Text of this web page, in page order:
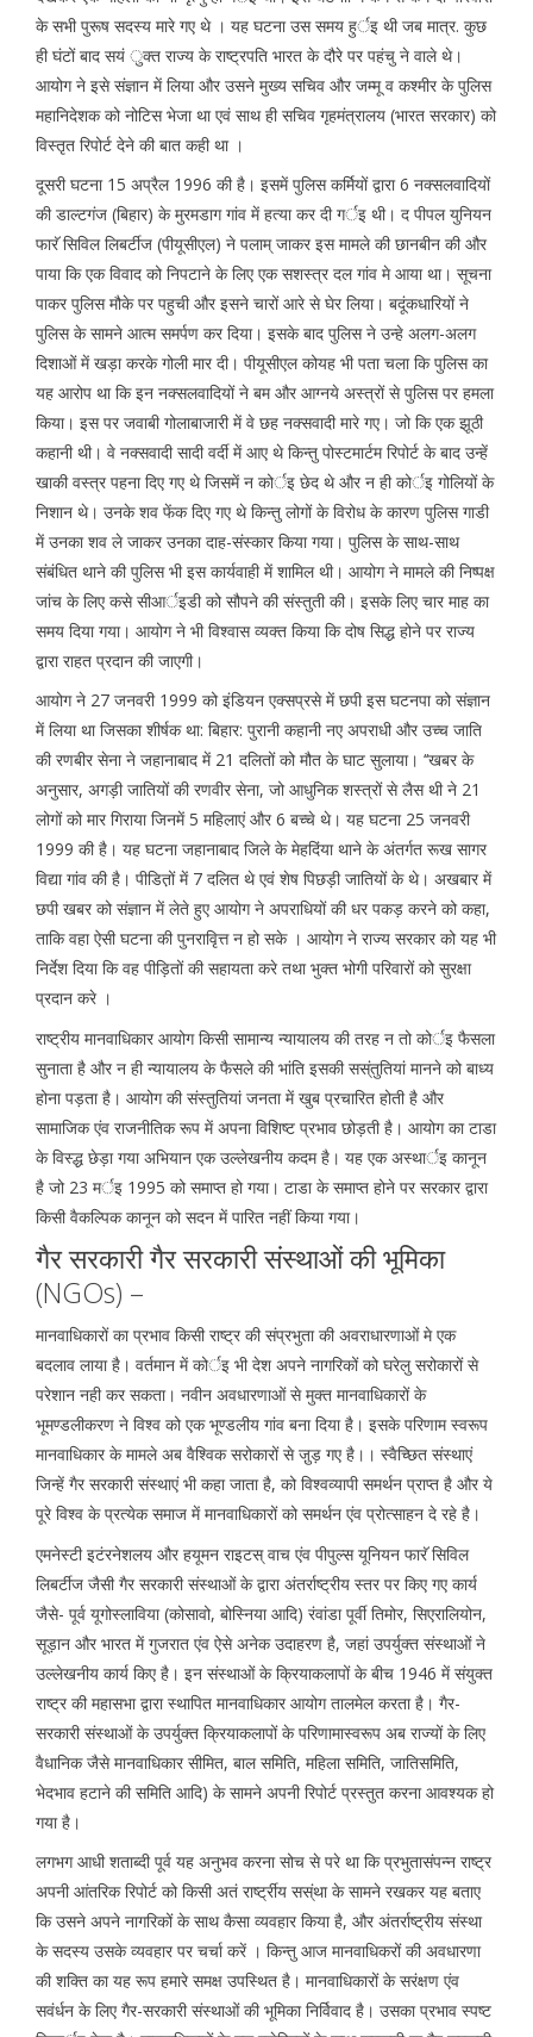
के सभी पुरूष सदस्य मारे गए थे । यह घटना उस समय हुर्इ थी जब मात्र. कुछ
ही घंटों बाद सयं ुक्त राज्य के राष्ट्रपति भारत के दौरे पर पहंचु ने वाले थे।
आयोग ने इसे संज्ञान में लिया और उसने मुख्य सचिव और जम्मू व कश्मीर के पुलिस
महानिदेशक को नोटिस भेजा था एवं साथ ही सचिव गृहमंत्रालय (भारत सरकार) को
विस्तृत रिपोर्ट देने की बात कही था ।
दूसरी घटना 15 अप्रैल 1996 की है। इसमें पुलिस कर्मियों द्वारा 6 नक्सलवादियों
की डाल्टगंज (बिहार) के मुरमडाग गांव में हत्या कर दी गर्इ थी। द पीपल युनियन
फारॅ सिविल लिबर्टीज (पीयूसीएल) ने पलाम् जाकर इस मामले की छानबीन की और
पाया कि एक विवाद को निपटाने के लिए एक सशस्त्र दल गांव मे आया था। सूचना
पाकर पुलिस मौके पर पहुची और इसने चारों आरे से घेर लिया। बदूंकधारियों ने
पुलिस के सामने आत्म समर्पण कर दिया। इसके बाद पुलिस ने उन्हे अलग-अलग
दिशाओं में खड़ा करके गोली मार दी। पीयूसीएल कोयह भी पता चला कि पुलिस का
यह आरोप था कि इन नक्सलवादियों ने बम और आग्नये अस्त्रों से पुलिस पर हमला
किया। इस पर जवाबी गोलाबाजारी में वे छह नक्सवादी मारे गए। जो कि एक झूठी
कहानी थी। वे नक्सवादी सादी वर्दी में आए थे किन्तु पोस्टमार्टम रिपोर्ट के बाद उन्हें
खाकी वस्त्र पहना दिए गए थे जिसमें न कोर्इ छेद थे और न ही कोर्इ गोलियों के
निशान थे। उनके शव फेंक दिए गए थे किन्तु लोगों के विरोध के कारण पुलिस गाडी
में उनका शव ले जाकर उनका दाह-संस्कार किया गया। पुलिस के साथ-साथ
संबंधित थाने की पुलिस भी इस कार्यवाही में शामिल थी। आयोग ने मामले की निष्पक्ष
जांच के लिए कसे सीआर्इडी को सौपने की संस्तुती की। इसके लिए चार माह का
समय दिया गया। आयोग ने भी विश्वास व्यक्त किया कि दोष सिद्ध होने पर राज्य
द्वारा राहत प्रदान की जाएगी।
आयोग ने 27 जनवरी 1999 को इंडियन एक्सप्रसे में छपी इस घटनपा को संज्ञान
में लिया था जिसका शीर्षक था: बिहार: पुरानी कहानी नए अपराधी और उच्च जाति
की रणबीर सेना ने जहानाबाद में 21 दलितों को मौत के घाट सुलाया। ‘‘खबर के
अनुसार, अगड़ी जातियों की रणवीर सेना, जो आधुनिक शस्त्रों से लैस थी ने 21
लोगों को मार गिराया जिनमें 5 महिलाएं और 6 बच्चे थे। यह घटना 25 जनवरी
1999 की है। यह घटना जहानाबाद जिले के मेहदिंया थाने के अंतर्गत रूख सागर
विद्या गांव की है। पीडित़ों में 7 दलित थे एवं शेष पिछड़ी जातियों के थे। अखबार में
छपी खबर को संज्ञान में लेते हुए आयोग ने अपराधियों की धर पकड़ करने को कहा,
ताकि वहा ऐसी घटना की पुनरावृित्त न हो सके । आयोग ने राज्य सरकार को यह भी
निर्देश दिया कि वह पीड़ितों की सहायता करे तथा भुक्त भोगी परिवारों को सुरक्षा
प्रदान करे ।
राष्ट्रीय मानवाधिकार आयोग किसी सामान्य न्यायालय की तरह न तो कोर्इ फैसला
सुनाता है और न ही न्यायालय के फैसले की भांति इसकी सस्ंतुतियां मानने को बाध्य
होना पड़ता है। आयोग की संस्तुतियां जनता में खुब प्रचारित होती है और
सामाजिक एंव राजनीतिक रूप में अपना विशिष्ट प्रभाव छोड़ती है। आयोग का टाडा
के विस्द्ध छेड़ा गया अभियान एक उल्लेखनीय कदम है। यह एक अस्थार्इ कानून
है जो 23 मर्इ 1995 को समाप्त हो गया। टाडा के समाप्त होने पर सरकार द्वारा
किसी वैकल्पिक कानून को सदन में पारित नहीं किया गया।
गैर सरकारी गैर सरकारी संस्थाओं की भूमिका
(NGOs) –
मानवाधिकारों का प्रभाव किसी राष्ट्र की संप्रभुता की अवराधारणाओं मे एक
बदलाव लाया है। वर्तमान में कोर्इ भी देश अपने नागरिकों को घरेलु सरोकारों से
परेशान नही कर सकता। नवीन अवधारणाओं से मुक्त मानवाधिकारों के
भूमण्डलीकरण ने विश्व को एक भूण्डलीय गांव बना दिया है। इसके परिणाम स्वरूप
मानवाधिकार के मामले अब वैश्विक सरोकारों से जु़ड़ गए है।। स्वैच्छित संस्थाएं
जिन्हें गैर सरकारी संस्थाएं भी कहा जाता है, को विश्वव्यापी समर्थन प्राप्त है और ये
पूरे विश्व के प्रत्येक समाज में मानवाधिकारों को समर्थन एंव प्रोत्साहन दे रहे है।
एमनेस्टी इटंरनेशलय और हयूमन राइटस् वाच एंव पीपुल्स यूनियन फारॅ सिविल
लिबर्टीज जैसी गैर सरकारी संस्थाओं के द्वारा अंतर्राष्ट्रीय स्तर पर किए गए कार्य
जैसे- पूर्व यूगोस्लाविया (कोसावो, बोस्निया आदि) रंवांडा पूर्वी तिमोर, सिएरालियोन,
सूड़ान और भारत में गुजरात एंव ऐसे अनेक उदाहरण है, जहां उपर्युक्त संस्थाओं ने
उल्लेखनीय कार्य किए है। इन संस्थाओं के क्रियाकलापों के बीच 1946 में संयुक्त
राष्ट्र की महासभा द्वारा स्थापित मानवाधिकार आयोग तालमेल करता है। गैर-
सरकारी संस्थाओं के उपर्युक्त क्रियाकलापों के परिणामास्वरूप अब राज्यों के लिए
वैधानिक जैसे मानवाधिकार सीमित, बाल समिति, महिला समिति, जातिसमिति,
भेदभाव हटाने की समिति आदि) के सामने अपनी रिपोर्ट प्रस्तुत करना आवश्यक हो
गया है।
लगभग आधी शताब्दी पूर्व यह अनुभव करना सोच से परे था कि प्रभुतासंपन्न राष्ट्र
अपनी आंतरिक रिपोर्ट को किसी अतं रार्ष्ट्रीय सस्ंथा के सामने रखकर यह बताए
कि उसने अपने नागरिकों के साथ कैसा व्यवहार किया है, और अंतर्राष्ट्रीय संस्था
के सदस्य उसके व्यवहार पर चर्चा करें । किन्तु आज मानवाधिकरों की अवधारणा
की शक्ति का यह रूप हमारे समक्ष उपस्थित है। मानवाधिकारों के सरंक्षण एंव
सवंर्धन के लिए गैर-सरकारी संस्थाओं की भूमिका निर्विवाद है। उसका प्रभाव स्पष्ट